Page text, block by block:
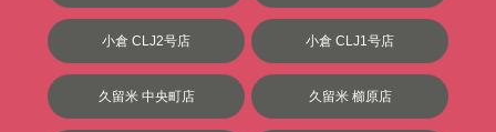
小倉 CLJ2号店 小倉 CLJ1号店
久留米 中央町店 久留米 櫛原店